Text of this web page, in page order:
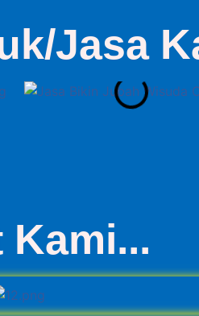
Jasa
Kami...